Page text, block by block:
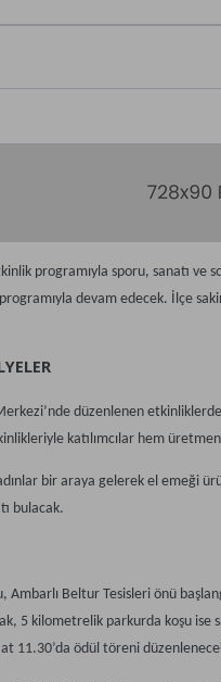
programıyla sporu, sanatı
devam edecek. İlçe
düzenlenen
katılımcılar hem
bir araya gelerek el emeği
bulacak.
Ambarlı Beltur Tesisleri önü
5 kilometrelik parkurda koşu ise
11.30’da ödül töreni